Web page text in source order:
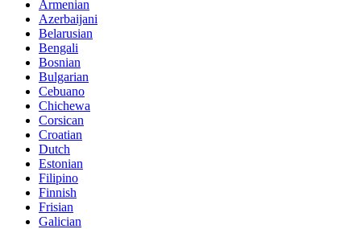
Armenian
Azerbaijani
Belarusian
Bengali
Bosnian
Bulgarian
Cebuano
Chichewa
Corsican
Croatian
Dutch
Estonian
Filipino
Finnish
Frisian
Galician